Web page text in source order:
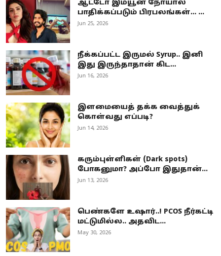
ஆட்டோ இம்யூன் நோயால்
பாதிக்கப்படும் பிரபலங்கள்... ...
Jun 25, 2026
நீக்கப்பட்ட இருமல் Syrup.. இனி
இது இருந்தாதான் கிட...
Jun 16, 2026
இளமையைத் தக்க வைத்துக்
கொள்வது எப்படி?
Jun 14, 2026
கரும்புள்ளிகள் (Dark spots)
போகனுமா? அப்போ இதுதான்...
Jun 13, 2026
பெண்களே உஷார்..! PCOS நீர்கட்டி
மட்டுமில்ல.. அதவிட...
May 30, 2026